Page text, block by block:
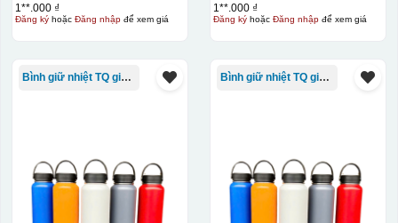
1**.000 ₫
Đăng kýhoặc Đăng nhậpđể xem giá
1**.000 ₫
Đăng kýhoặc Đăng nhậpđể xem giá
Bình giữ nhiệt TQ giá rẻ Bình giữ nhiệt TQ giá rẻ